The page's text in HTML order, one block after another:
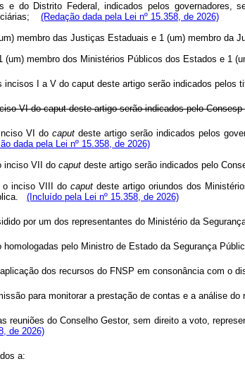
e do Distrito Federal, indicados pelos governadores,
(Redação dada pela Lei nº 15.358, de 2026)
membro das Justiças Estaduais e 1 (um) membro
(um) membro dos Ministérios Públicos dos Estados e 1
incisos I a V do caput deste artigo serão indicados pelos
VI docaputdeste artigo serão indicados pelo
VI do caputdeste artigo serão indicados pelos
dada pela Lei nº 15.358, de 2026)
inciso VII do caput deste artigo serão indicados pelo
o inciso VIII do caputdeste artigo oriundos dos
(Incluído pela Lei nº 15.358, de 2026)
por um dos representantes do Ministério da
pelo Ministro de Estado da Segurança
dos recursos do FNSP em consonância com o
para monitorar a prestação de contas e a análise
reuniões do Conselho Gestor, sem direito a voto,
de 2026)
a: